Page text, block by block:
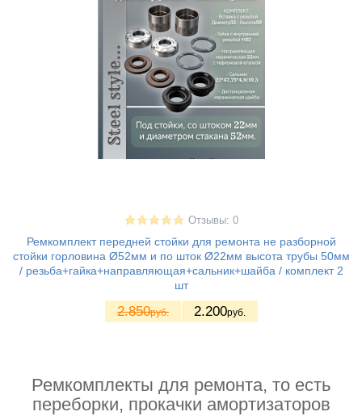
Отзывы: 0
Ремкомплект передней стойки для ремонта не разборной
стойки горловина Ø52мм и по шток Ø22мм высота трубы 50мм
/ резьба+гайка+направляющая+сальник+шайба / комплект 2
шт
2.850руб. 2.200руб.
Ремкомплекты для ремонта, то есть
переборки, прокачки амортизаторов